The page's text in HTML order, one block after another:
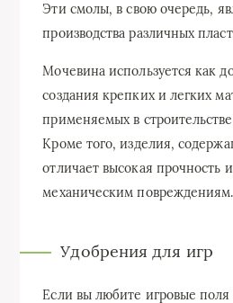
Эти смолы, в свою очередь,
производства различных
Мочевина используется как
создания крепких и легких
применяемых в
Кроме того, изделия,
отличает высокая прочность
механическим повреждениям.
Удобрения для игр
Если вы любите игровые